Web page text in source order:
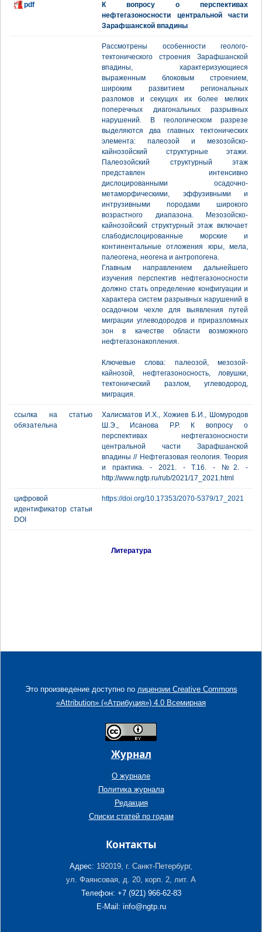
pdf
К вопросу о перспективах
нефтегазоносности центральной части
Зарафшанской впадины
Рассмотрены особенности геолого-
тектонического строения Зарафшанской
впадины, характеризующиеся
выраженным блоковым строением,
широким развитием региональных
разломов и секущих их более мелких
поперечных диагональных разрывных
нарушений. В геологическом разрезе
выделяются два главных тектонических
элемента: палеозой и мезозойско-
кайнозойский структурные этажи.
Палеозойский структурный этаж
представлен интенсивно
дислоцированными осадочно-
метаморфическими, эффузивными и
интрузивными породами широкого
возрастного диапазона. Мезозойско-
кайнозойский структурный этаж включает
слабодислоцированные морские и
континентальные отложения юры, мела,
палеогена, неогена и антропогена.
Главным направлением дальнейшего
изучения перспектив нефтегазоносности
должно стать определение конфигуации и
характера систем разрывных нарушений в
осадочном чехле для выявления путей
миграции углеводородов и приразломных
зон в качестве области возможного
нефтегазонакопления.
Ключевые слова: палеозой, мезозой-
кайнозой, нефтегазоносность, ловушки,
тектонический разлом, углеводород,
миграция.
ссылка на статью
обязательна
Халисматов И.Х., Хожиев Б.И., Шомуродов
Ш.Э., Исанова Р.Р. К вопросу о
перспективах нефтегазоносности
центральной части Зарафшанской
впадины // Нефтегазовая геология. Теория
и практика. - 2021. - Т.16. - №2. -
http://www.ngtp.ru/rub/2021/17_2021.html
цифровой
идентификатор статьи
DOI
https://doi.org/10.17353/2070-5379/17_2021
Литература
Это произведение доступно по лицензии Creative Commons
«Attribution» («Атрибуция») 4.0 Всемирная
Журнал
О журнале
Политика журнала
Редакция
Списки статей по годам
Контакты
Адрес: 192019, г. Санкт-Петербург,
ул. Фаянсовая, д. 20, корп. 2, лит. А
Телефон: +7 (921) 966-62-83
E-Mail: info@ngtp.ru